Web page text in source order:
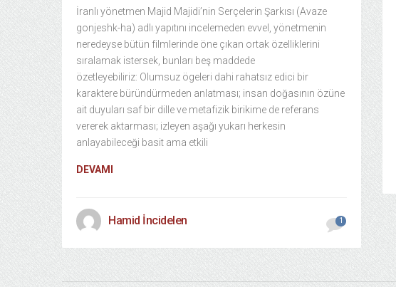
İranlı yönetmen Majid Majidi’nin Serçelerin Şarkısı (Avaze
gonjeshk-ha) adlı yapıtını incelemeden evvel, yönetmenin
neredeyse bütün filmlerinde öne çıkan ortak özelliklerini
sıralamak istersek, bunları beş maddede
özetleyebiliriz: Olumsuz ögeleri dahi rahatsız edici bir
karaktere büründürmeden anlatması; insan doğasının özüne
ait duyuları saf bir dille ve metafizik birikime de referans
vererek aktarması; izleyen aşağı yukarı herkesin
anlayabileceği basit ama etkili
DEVAMI
Hamid İncidelen 1